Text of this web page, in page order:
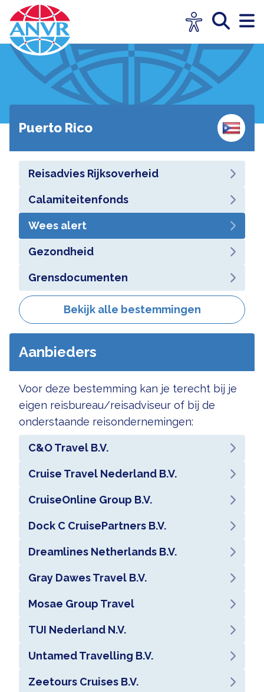
Puerto Rico
Reisadvies Rijksoverheid
Calamiteitenfonds
Wees alert
Gezondheid
Grensdocumenten
Bekijk alle bestemmingen
Aanbieders
Voor deze bestemming kan je terecht bij je
eigen reisbureau/reisadviseur of bij de
onderstaande reisondernemingen:
C&O Travel B.V.
Cruise Travel Nederland B.V.
CruiseOnline Group B.V.
Dock C CruisePartners B.V.
Dreamlines Netherlands B.V.
Gray Dawes Travel B.V.
Mosae Group Travel
TUI Nederland N.V.
Untamed Travelling B.V.
Zeetours Cruises B.V.